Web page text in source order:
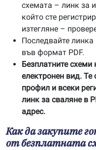
схемата – линк за
който сте
изтегляне –
Последвайте
във формат PDF.
Безплатните схеми
електронен вид. Те
профил и всеки
линк за сваляне в
адрес.
Как да закупите
от безплатната